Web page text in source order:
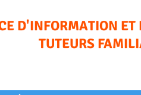
D'INFORMATION ET
TUTEURS